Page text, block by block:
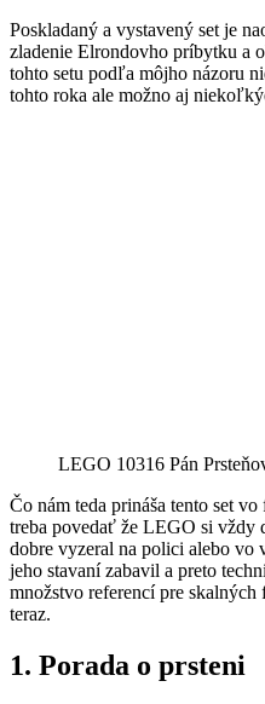
Poskladaný a vystavený set je
zladenie Elrondovho príbytku a
tohto setu podľa môjho názoru
tohto roka ale možno aj
LEGO 10316 Pán
Čo nám teda prináša tento set
treba povedať že LEGO si vždy
dobre vyzeral na polici alebo vo
jeho stavaní zabavil a preto
množstvo referencí pre
teraz.
1. Porada o prsteni